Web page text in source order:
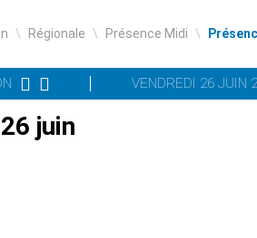
\ Régionale \ Présence Midi \
VENDREDI 26 JUIN
juin